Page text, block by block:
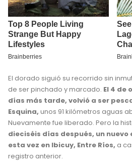
El dorado siguió su recorrido sin
de ser pinchado y marcado. El 4 de
días más tarde, volvió a ser
Esquina, unos 91 kilómetros aguas
Nuevamente fue liberado. Pero la
dieciséis días después, un nuevo
esta vez en Ibicuy, Entre Ríos, a
registro anterior.